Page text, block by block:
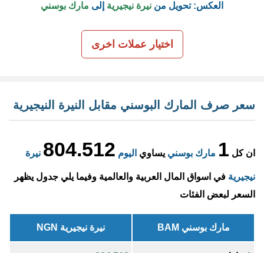
العكس: تحويل من نيرة نيجيرية إلى مارك بوسني
اختيار عملات اخرى
سعر صرف المارك البوسني مقابل النيرة النيجيرية
ان كل 1 مارك بوسني يساوي اليوم 804.512 نيرة
نيجيرية في اسواق المال العربية والعالمية وفيما يلي جدول يظهر
السعر لبعض الفئات
مارك بوسني BAM نيرة نيجيرية NGN